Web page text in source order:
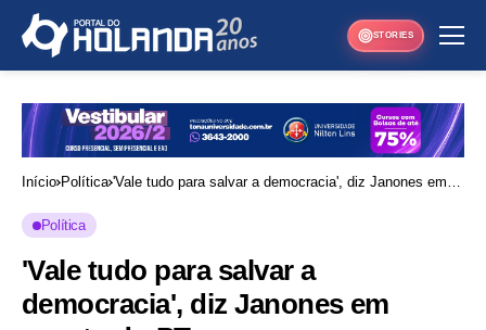
STORIES
Início Política 'Vale tudo para salvar a democracia', diz Janones em
Política
'Vale tudo para salvar a
democracia', diz Janones em